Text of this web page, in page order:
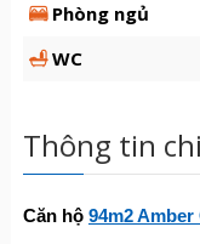
Phòng ngủ
WC
Thông tin
Căn hộ 94m2